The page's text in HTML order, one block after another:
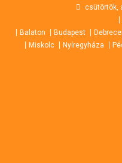
content
csütörtök,
Balaton Budapest
Miskolc
Nyíregyháza